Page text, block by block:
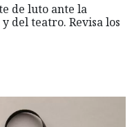
de luto ante la
del teatro. Revisa los